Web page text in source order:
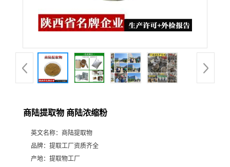
商陆提取物 商陆浓缩粉
英文名称： 商陆提取物
品牌： 提取工厂资质齐全
产地： 提取物工厂